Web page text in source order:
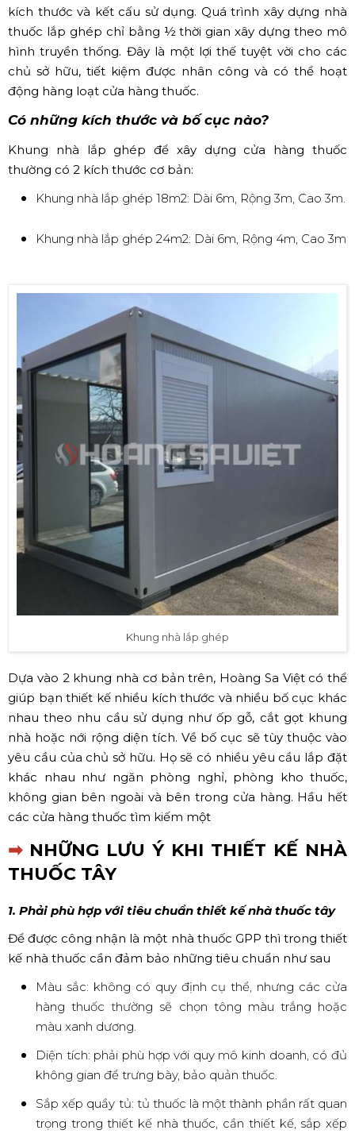
kích thước và kết cấu sử dụng. Quá trình xây dựng nhà
thuốc lắp ghép chỉ bằng ½ thời gian xây dựng theo mô
hình truyền thống. Đây là một lợi thế tuyệt vời cho các
chủ sở hữu, tiết kiệm được nhân công và có thể hoạt
động hàng loạt cửa hàng thuốc.
Có những kích thước và bố cục nào?
Khung nhà lắp ghép để xây dựng cửa hàng thuốc
thường có 2 kích thước cơ bản:
Khung nhà lắp ghép 18m2: Dài 6m, Rộng 3m, Cao 3m.
Khung nhà lắp ghép 24m2: Dài 6m, Rộng 4m, Cao 3m
Khung nhà lắp ghép
Dựa vào 2 khung nhà cơ bản trên, Hoàng Sa Việt có thể
giúp bạn thiết kế nhiều kích thước và nhiều bố cục khác
nhau theo nhu cầu sử dụng như ốp gỗ, cắt gọt khung
nhà hoặc nới rộng diện tích. Về bố cục sẽ tùy thuộc vào
yêu cầu của chủ sở hữu. Họ sẽ có nhiều yêu cầu lắp đặt
khác nhau như ngăn phòng nghỉ, phòng kho thuốc,
không gian bên ngoài và bên trong cửa hàng. Hầu hết
các cửa hàng thuốc tìm kiếm một
➡ NHỮNG LƯU Ý KHI THIẾT KẾ NHÀ
THUỐC TÂY
1. Phải phù hợp với tiêu chuẩn thiết kế nhà thuốc tây
Để được công nhận là một nhà thuốc GPP thì trong thiết
kế nhà thuốc cần đảm bảo những tiêu chuẩn như sau
Màu sắc: không có quy định cụ thể, nhưng các cửa
hàng thuốc thường sẽ chọn tông màu trắng hoặc
màu xanh dương.
Diện tích: phải phù hợp với quy mô kinh doanh, có đủ
không gian để trưng bày, bảo quản thuốc.
Sắp xếp quầy tủ: tủ thuốc là một thành phần rất quan
trọng trong thiết kế nhà thuốc, cần thiết kế, sắp xếp